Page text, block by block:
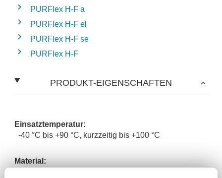
PURFlex H-F a
PURFlex H-F el
PURFlex H-F se
PURFlex H-F
PRODUKT-EIGENSCHAFTEN
Einsatztemperatur:
-40 °C bis +90 °C, kurzzeitig bis +100 °C
Material: